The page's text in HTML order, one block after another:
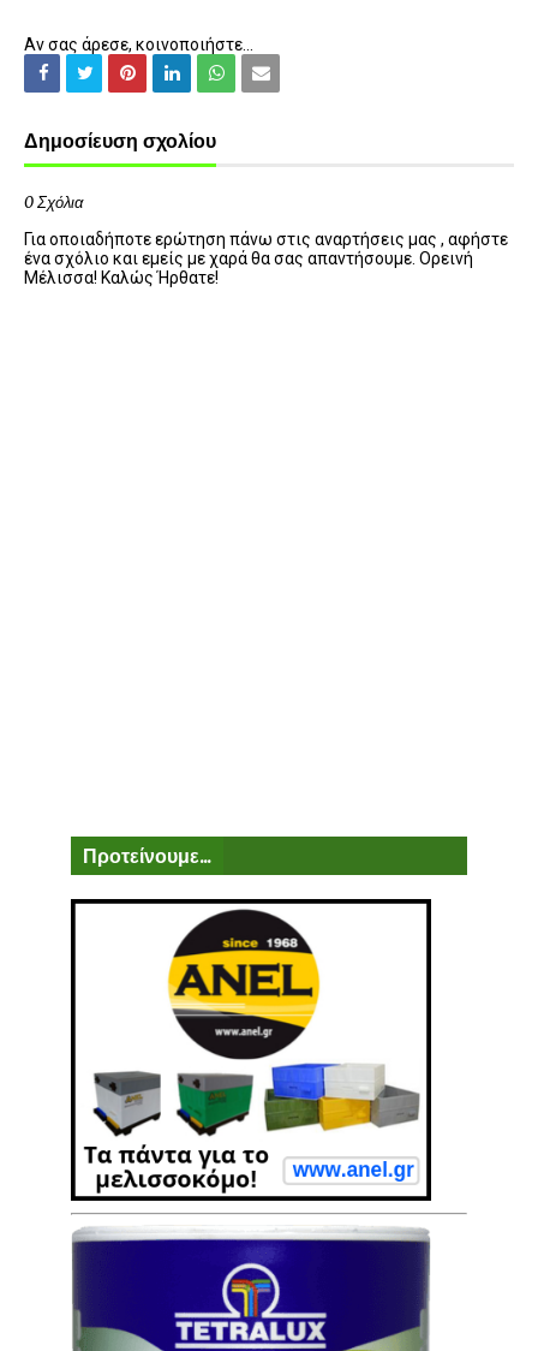
Αν σας άρεσε, κοινοποιήστε...
Δημοσίευση σχολίου
0 Σχόλια
Για οποιαδήποτε ερώτηση πάνω στις αναρτήσεις μας , αφήστε
ένα σχόλιο και εμείς με χαρά θα σας απαντήσουμε. Ορεινή
Μέλισσα! Καλώς Ήρθατε!
Προτείνουμε...